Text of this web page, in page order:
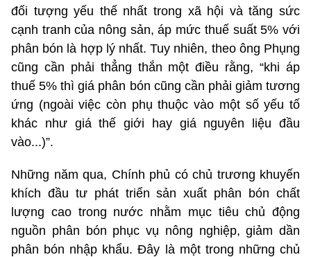
đối tượng yếu thế nhất trong xã hội và tăng sức
cạnh tranh của nông sản, áp mức thuế suất 5% với
phân bón là hợp lý nhất. Tuy nhiên, theo ông Phụng
cũng cần phải thẳng thắn một điều rằng, “khi áp
thuế 5% thì giá phân bón cũng cần phải giảm tương
ứng (ngoài việc còn phụ thuộc vào một số yếu tố
khác như giá thế giới hay giá nguyên liệu đầu
vào...)”.
Những năm qua, Chính phủ có chủ trương khuyến
khích đầu tư phát triển sản xuất phân bón chất
lượng cao trong nước nhằm mục tiêu chủ động
nguồn phân bón phục vụ nông nghiệp, giảm dần
phân bón nhập khẩu. Đây là một trong những chủ